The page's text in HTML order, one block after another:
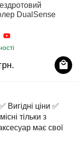
Вигідні ціни ✅
тільки з
має свої
DualSense